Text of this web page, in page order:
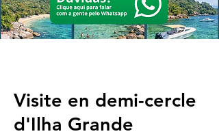
Visite en demi-cercle
d'Ilha Grande